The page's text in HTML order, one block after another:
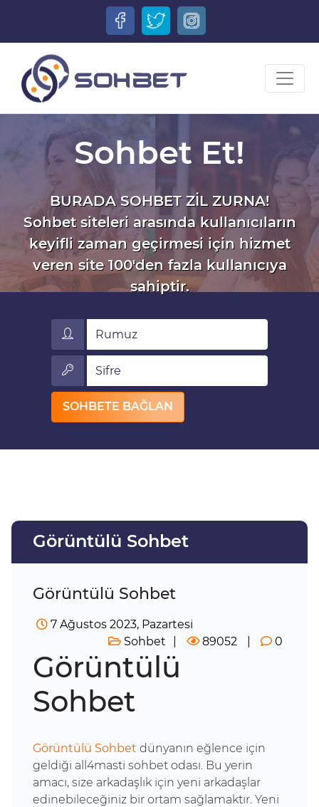
Sohbet Et!
BURADA SOHBET ZİL ZURNA!
Sohbet siteleri arasında kullanıcıların
keyifli zaman geçirmesi için hizmet
veren site 100'den fazla kullanıcıya
sahiptir.
Rumuz
Sifre
SOHBETE BAĞLAN
Görüntülü Sohbet
Görüntülü Sohbet
7 Ağustos 2023, Pazartesi
Sohbet
89052 0
Görüntülü
Sohbet
Görüntülü Sohbet dünyanın eğlence için
geldiği all4masti sohbet odası. Bu yerin
amacı, size arkadaşlık için yeni arkadaşlar
edinebileceğiniz bir ortam sağlamaktır. Yeni